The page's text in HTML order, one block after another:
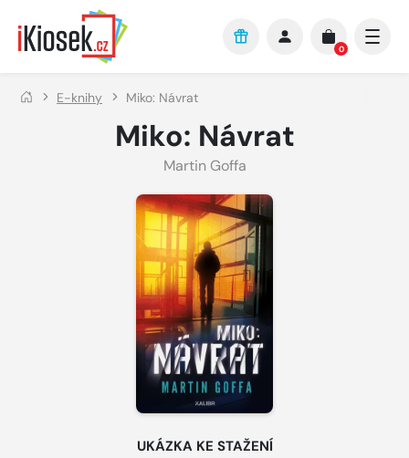
Přejít na hlavní obsah
0
E-knihy Miko: Návrat
Miko: Návrat
Martin Goffa
UKÁZKA KE STAŽENÍ